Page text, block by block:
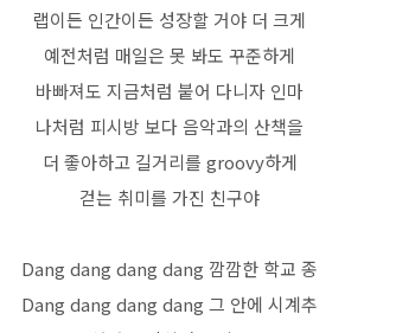
랩이든 인간이든 성장할 거야 더 크게
예전처럼 매일은 못 봐도 꾸준하게
바빠져도 지금처럼 붙어 다니자 인마
나처럼 피시방 보다 음악과의 산책을
더 좋아하고 길거리를 groovy하게
걷는 취미를 가진 친구야
Dang dang dang dang 깜깜한 학교 종
Dang dang dang dang 그 안에 시계추